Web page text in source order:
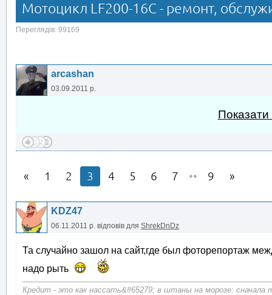
Мотоцикл LF200-16C - ремонт,
Переглядів: 99169
arcashan
03.09.2011 р.
Показати
1 2 3 4 5 6 7 •• 9
KDZ47
06.11.2011 р. відповів для ShrekDnDz
Та случайно зашол на сайт,где был фоторепортаж
надо рыть
Кредит - это как нассать&#65279; в штаны на морозе: сначала